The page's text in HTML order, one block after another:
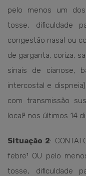
pelo menos um
tosse, dificuldade
congestão nasal ou
de garganta, coriza,
sinais de cianose,
intercostal e
com transmissão
local² nos últimos 14
Situação 2:
febre¹ OU pelo
tosse, dificuldade